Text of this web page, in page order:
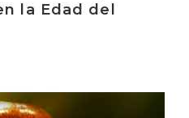
la Edad del